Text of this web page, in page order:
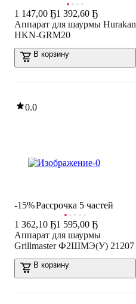
1 147,00 Ҕ1 392,60 Ҕ
Аппарат для шаурмы Hurakan
HKN-GRM20
В корзину
0.0
-15%Рассрочка 5 частей
1 362,10 Ҕ1 595,00 Ҕ
Аппарат для шаурмы
Grillmaster Ф2ШМЭ(У) 21207
В корзину